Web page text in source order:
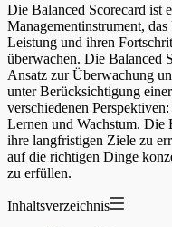
Die Balanced Scorecard ist
Managementinstrument,
Leistung und ihren
überwachen. Die Balanced
Ansatz zur Überwachung
unter Berücksichtigung
verschiedenen
Lernen und Wachstum. Die
ihre langfristigen Ziele zu
auf die richtigen Dinge
zu erfüllen.
Inhaltsverzeichnis